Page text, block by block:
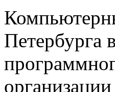
Петербурга